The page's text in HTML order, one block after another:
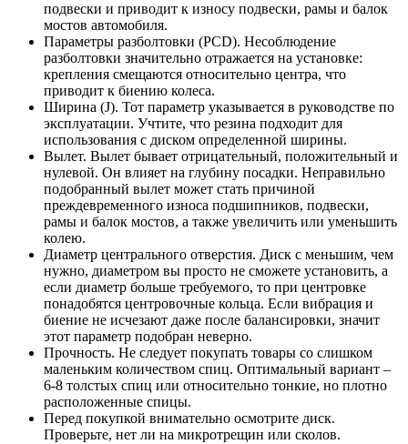
подвески и приводит к износу подвески, рамы и балок
мостов автомобиля.
Параметры разболтовки (PCD). Несоблюдение
разболтовки значительно отражается на установке:
крепления смещаются относительно центра, что
приводит к биению колеса.
Ширина (J). Тот параметр указывается в руководстве по
эксплуатации. Учтите, что резина подходит для
использования с диском определенной ширины.
Вылет. Вылет бывает отрицательный, положительный и
нулевой. Он влияет на глубину посадки. Неправильно
подобранный вылет может стать причиной
преждевременного износа подшипников, подвески,
рамы и балок мостов, а также увеличить или уменьшить
колею.
Диаметр центрального отверстия. Диск с меньшим, чем
нужно, диаметром вы просто не сможете установить, а
если диаметр больше требуемого, то при центровке
понадобятся центровочные кольца. Если вибрация и
биение не исчезают даже после балансировки, значит
этот параметр подобран неверно.
Прочность. Не следует покупать товары со слишком
маленьким количеством спиц. Оптимальный вариант –
6-8 толстых спиц или относительно тонкие, но плотно
расположенные спицы.
Перед покупкой внимательно осмотрите диск.
Проверьте, нет ли на микротрещин или сколов.